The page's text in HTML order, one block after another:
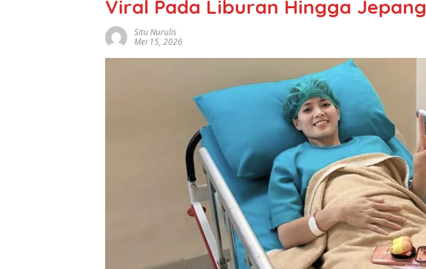
Viral Pada Liburan Hingga Jepang
Situ Nurulis
Mei 15, 2026